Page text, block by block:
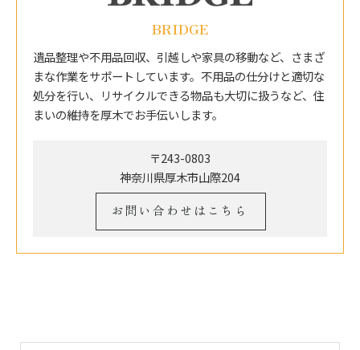
BRIDGE
遺品整理や不用品回収、引越しや家具の移動など、さまざ
まな作業をサポートしています。不用品の仕分けと適切な
処分を行い、リサイクルできる物品も大切に扱うなど、住
まいの維持を厚木でお手伝いします。
〒243-0803
神奈川県厚木市山際204
お問い合わせはこちら